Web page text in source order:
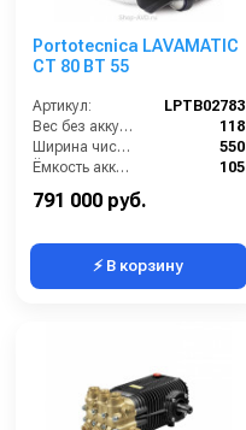
Portotecnica LAVAMATIC
CT 80 BT 55
Артикул:
LPTB02783
Вес без аккумуляторов (кг):
118
Ширина чистки щёток (мм):
550
Ёмкость аккумуляторов (Ач):
105
791 000 руб.
⚡ В корзину